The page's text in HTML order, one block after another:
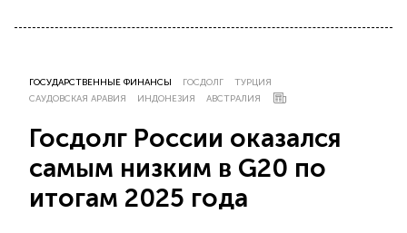
ГОСУДАРСТВЕННЫЕ ФИНАНСЫ ГОСДОЛГ
ТУРЦИЯ
САУДОВСКАЯ АРАВИЯ
ИНДОНЕЗИЯ АВСТРАЛИЯ
Госдолг России оказался
самым низким в G20 по
итогам 2025 года